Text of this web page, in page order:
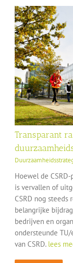
Transparant
Hoewel de
is vervallen of
CSRD nog
belangrijke
bedrijven en
ondersteunde
van CSRD. lees